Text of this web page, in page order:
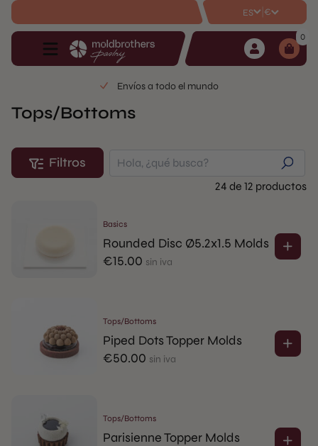
ES €
0
Envíos a todo el mundo
Tops/Bottoms
Filtros
24 de 12 productos
Basics
Rounded Disc Ø5.2x1.5 Molds
€15.00 sin iva
Tops/Bottoms
Piped Dots Topper Molds
€50.00 sin iva
Tops/Bottoms
Parisienne Topper Molds